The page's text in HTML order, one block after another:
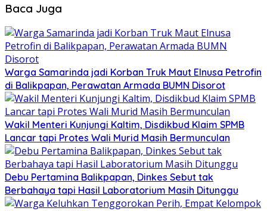
Baca Juga
Warga Samarinda jadi Korban Truk Maut Elnusa Petrofin
di Balikpapan, Perawatan Armada BUMN Disorot
Wakil Menteri Kunjungi Kaltim, Disdikbud Klaim SPMB
Lancar tapi Protes Wali Murid Masih Bermunculan
Debu Pertamina Balikpapan, Dinkes Sebut tak
Berbahaya tapi Hasil Laboratorium Masih Ditunggu